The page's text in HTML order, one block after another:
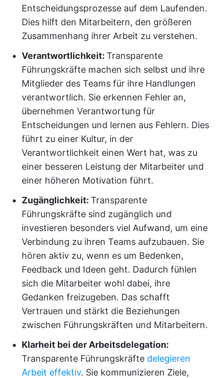
Entscheidungsprozesse auf dem Laufenden.
Dies hilft den Mitarbeitern, den größeren
Zusammenhang ihrer Arbeit zu verstehen.
Verantwortlichkeit: Transparente
Führungskräfte machen sich selbst und ihre
Mitglieder des Teams für ihre Handlungen
verantwortlich. Sie erkennen Fehler an,
übernehmen Verantwortung für
Entscheidungen und lernen aus Fehlern. Dies
führt zu einer Kultur, in der
Verantwortlichkeit einen Wert hat, was zu
einer besseren Leistung der Mitarbeiter und
einer höheren Motivation führt.
Zugänglichkeit: Transparente
Führungskräfte sind zugänglich und
investieren besonders viel Aufwand, um eine
Verbindung zu ihren Teams aufzubauen. Sie
hören aktiv zu, wenn es um Bedenken,
Feedback und Ideen geht. Dadurch fühlen
sich die Mitarbeiter wohl dabei, ihre
Gedanken freizugeben. Das schafft
Vertrauen und stärkt die Beziehungen
zwischen Führungskräften und Mitarbeitern.
Klarheit bei der Arbeitsdelegation:
Transparente Führungskräfte delegieren
Arbeit effektiv. Sie kommunizieren Ziele,